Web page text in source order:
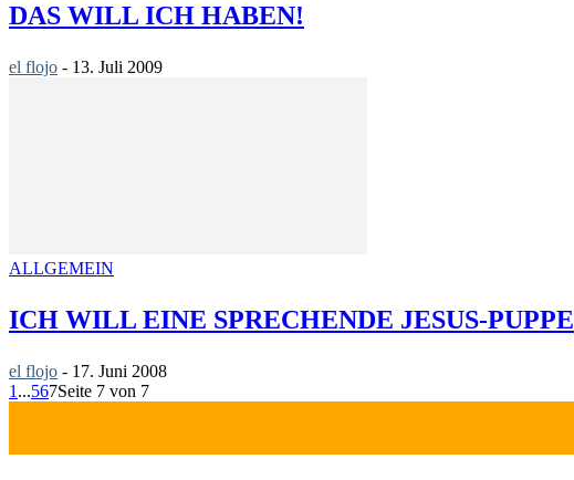
DAS WILL ICH HABEN!
el flojo - 13. Juli 2009
ALLGEMEIN
ICH WILL EINE SPRECHENDE JESUS-PUPPE
el flojo - 17. Juni 2008
1 ...567Seite 7 von 7